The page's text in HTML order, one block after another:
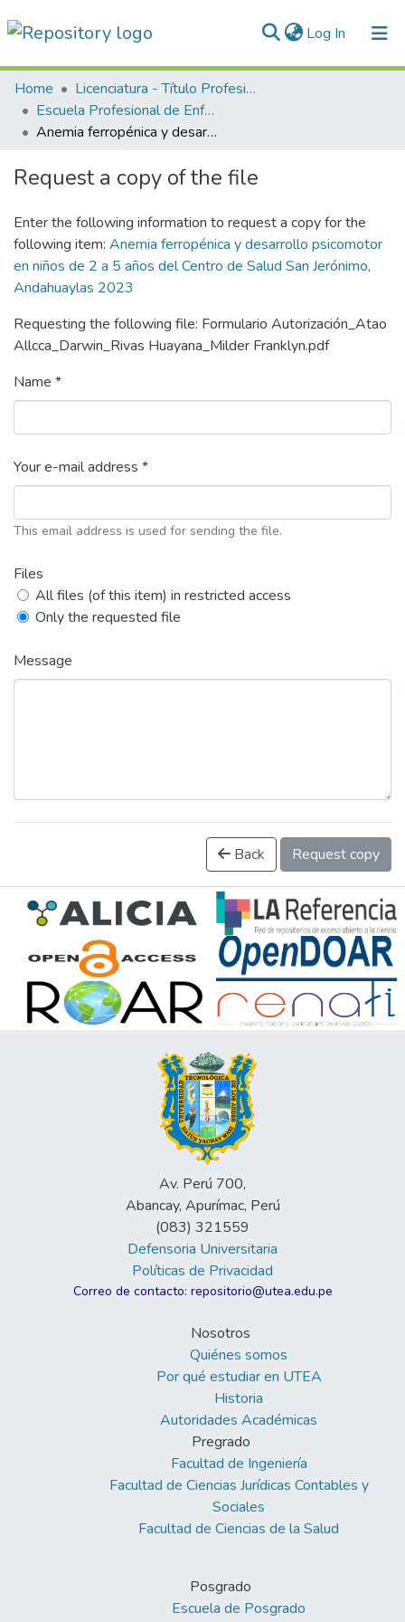
Log In (current)
Communities & Collections
All of DSpace
Normativas
Home
Licenciatura - Título Profesional
Escuela Profesional de Enfermería
Anemia ferropénica y desarrollo psicomotor en niños de 2 a 5 años del Centro de Salud San Jerónimo, Andahuaylas 2023
Request a copy of the file
Enter the following information to request a copy for the
following item: Anemia ferropénica y desarrollo psicomotor
en niños de 2 a 5 años del Centro de Salud San Jerónimo,
Andahuaylas 2023
Requesting the following file: Formulario Autorización_Atao
Allcca_Darwin_Rivas Huayana_Milder Franklyn.pdf
Name *
Your e-mail address *
This email address is used for sending the file.
Files
All files (of this item) in restricted access
Only the requested file
Message
Back Request copy
Av. Perú 700,
Abancay, Apurímac, Perú
(083) 321559
Defensoria Universitaria
Políticas de Privacidad
Correo de contacto: repositorio@utea.edu.pe
Nosotros
Quiénes somos
Por qué estudiar en UTEA
Historia
Autoridades Académicas
Pregrado
Facultad de Ingeniería
Facultad de Ciencias Jurídicas Contables y
Sociales
Facultad de Ciencias de la Salud
Posgrado
Escuela de Posgrado